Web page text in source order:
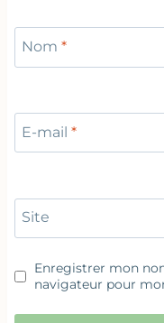
Nom *
E-mail *
Site
Enregistrer mon
navigateur pour